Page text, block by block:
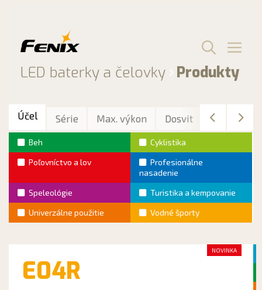
LED baterky a čelovky Produkty
Menu
Účel Série Max. výkon Dosvit Max. výdrž
Beh
Cyklistika
Poľovníctvo a lov
Profesionálne
nasadenie
Speleológie
Turistika a kempovanie
Univerzálne použitie
Vodné športy
E04R
NOVINKA